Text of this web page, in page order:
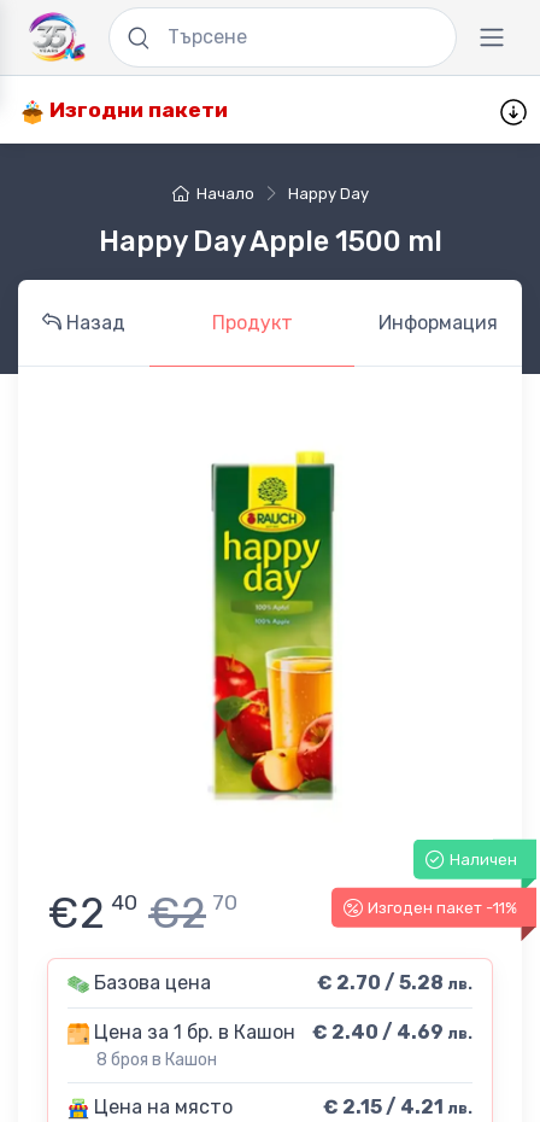
Изгодни пакети
Начало Happy Day
Happy Day Apple 1500 ml
Назад Продукт Информация
Наличен
Изгоден пакет -11%
€2 40 €2 70
Базова цена € 2.70 / 5.28 лв.
Цена за 1 бр. в Кашон
8 броя в Кашон
€ 2.40 / 4.69 лв.
Цена на място € 2.15 / 4.21 лв.